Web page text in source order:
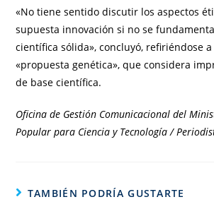
«No tiene sentido discutir los aspectos
supuesta innovación si no se
científica sólida», concluyó, refiriéndose
«propuesta genética», que considera
de base científica.
Oficina de Gestión Comunicacional del
Popular para Ciencia y Tecnología /
TAMBIÉN PODRÍA GUSTARTE